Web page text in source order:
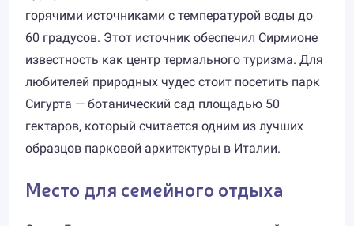
горячими источниками с температурой воды до
60 градусов. Этот источник обеспечил Сирмионе
известность как центр термального туризма. Для
любителей природных чудес стоит посетить парк
Сигурта — ботанический сад площадью 50
гектаров, который считается одним из лучших
образцов парковой архитектуры в Италии.
Место для семейного отдыха